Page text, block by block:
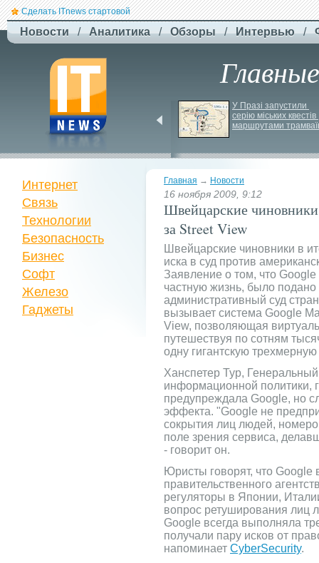
Сделать ITnews стартовой
Новости / Аналитика / Обзоры / Интервью /
нової серії станцій -
STREAM 5000
У Празі запустили
серію міських квестів
маршрутами
Главная → Новости
16 ноября 2009, 9:12
Швейцарские
за Street View
Швейцарские чиновники в
иска в суд против
Заявление о том, что
частную жизнь, было
административный суд
вызывает система Google
View, позволяющая
путешествуя по сотням
одну гигантскую
Ханспетер Тур,
информационной политики,
предупреждала Google, но
эффекта. "Google не
сокрытия лиц людей,
поле зрения сервиса,
- говорит он.
Юристы говорят, что Google
правительственного
регуляторы в Японии,
вопрос ретуширования лиц
Google всегда выполняла
получали пару исков от
напоминает CyberSecurity.
Интернет
Связь
Технологии
Безопасность
Бизнес
Софт
Железо
Гаджеты